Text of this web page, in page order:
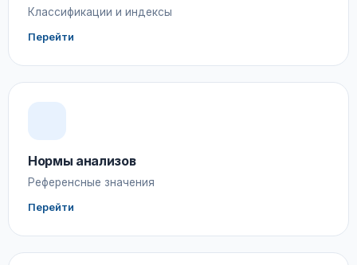
Классификации и индексы
Перейти
Нормы анализов
Референсные значения
Перейти